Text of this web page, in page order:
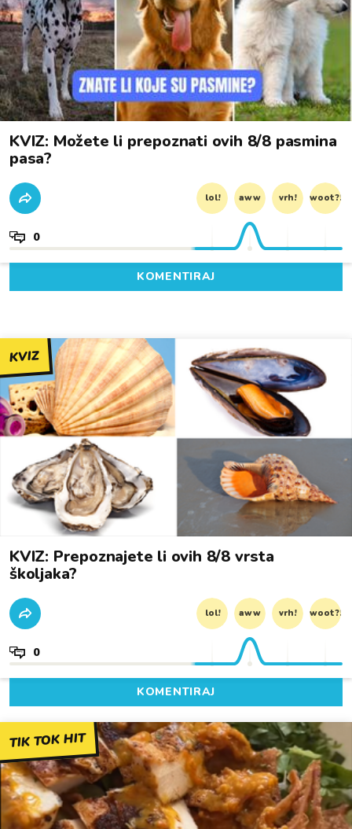
KVIZ: Možete li prepoznati ovih 8/8 pasmina
pasa?
lol! aww vrh! woot?!
0
KOMENTIRAJ
KVIZ
KVIZ: Prepoznajete li ovih 8/8 vrsta
školjaka?
lol! aww vrh! woot?!
0
KOMENTIRAJ
TIK TOK HIT